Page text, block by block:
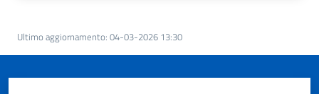
Ultimo aggiornamento: 04-03-2026 13:30